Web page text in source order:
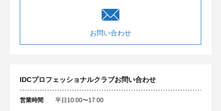
お問い合わせ
IDCプロフェッショナルクラブお問い合わせ
営業時間 平日10:00〜17:00